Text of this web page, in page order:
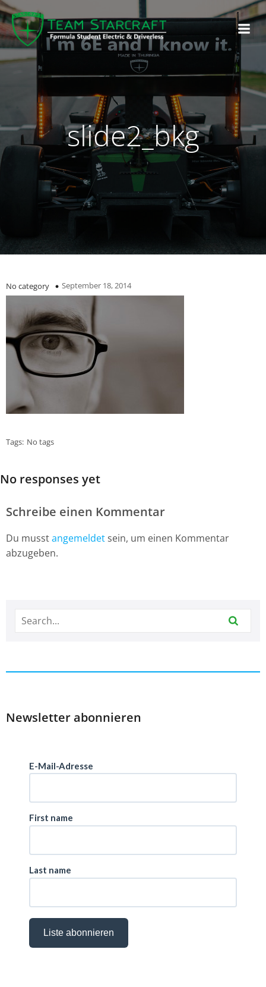
slide2_bkg
No category September 18, 2014
Tags: No tags
No responses yet
Schreibe einen Kommentar
Du musstangemeldet sein, um einen Kommentar
abzugeben.
Newsletter abonnieren